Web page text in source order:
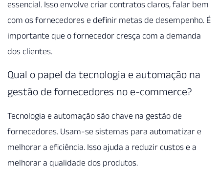
essencial. Isso envolve criar contratos claros, falar bem
com os fornecedores e definir metas de desempenho. É
importante que o fornecedor cresça com a demanda
dos clientes.
Qual o papel da tecnologia e automação na
gestão de fornecedores no e-commerce?
Tecnologia e automação são chave na gestão de
fornecedores. Usam-se sistemas para automatizar e
melhorar a eficiência. Isso ajuda a reduzir custos e a
melhorar a qualidade dos produtos.